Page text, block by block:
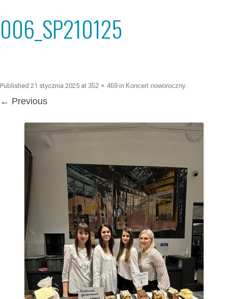
006_SP210125
Published 21 stycznia 2025 at 352 × 469 in Koncert noworoczny.
← Previous